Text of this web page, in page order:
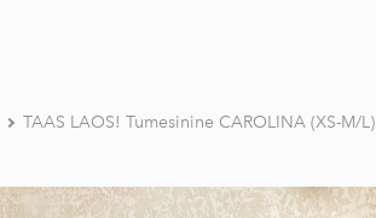
TAAS LAOS! Tumesinine CAROLINA (XS-M/L)